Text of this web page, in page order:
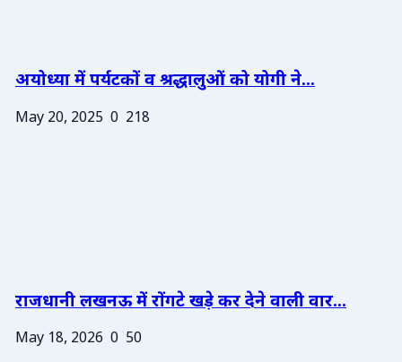
अयोध्या में पर्यटकों व श्रद्धालुओं को योगी ने...
May 20, 2025 0 218
राजधानी लखनऊ में रोंगटे खड़े कर देने वाली वार...
May 18, 2026 0 50